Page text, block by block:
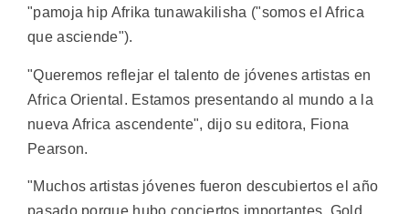
"pamoja hip Afrika tunawakilisha ("somos el Africa
que asciende").
"Queremos reflejar el talento de jóvenes artistas en
Africa Oriental. Estamos presentando al mundo a la
nueva Africa ascendente", dijo su editora, Fiona
Pearson.
"Muchos artistas jóvenes fueron descubiertos el año
pasado porque hubo conciertos importantes. Gold